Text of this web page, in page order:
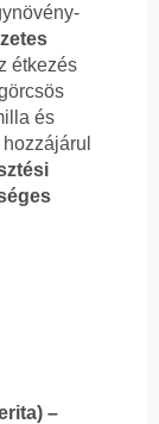
étkezés
és
–